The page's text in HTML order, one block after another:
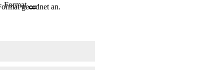
Formatgeordnet an.